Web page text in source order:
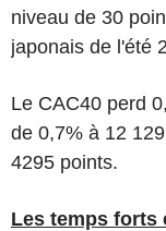
niveau de 30
japonais de l'été
Le CAC40 perd
de 0,7% à 12
4295 points.
Les temps forts